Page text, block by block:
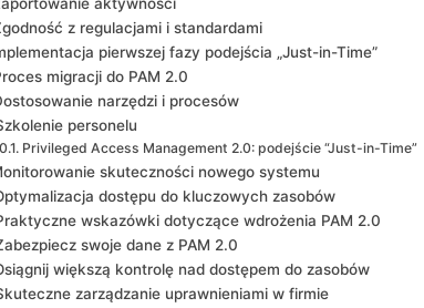
z regulacjami i standardami
pierwszej‍ fazy podejścia⁤ „Just-in-Time”
migracji do PAM 2.0
narzędzi i procesów
personelu
Privileged Access Management 2.0: ⁣podejście “Just-in-Time”
skuteczności‍ nowego systemu
dostępu do kluczowych zasobów
wskazówki dotyczące wdrożenia PAM‌ 2.0
swoje dane z PAM 2.0
większą kontrolę nad dostępem do zasobów
zarządzanie uprawnieniami ‍w firmie